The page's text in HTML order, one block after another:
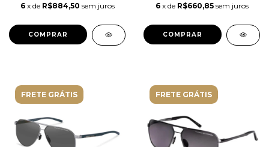
6 x de R$884,50 sem juros 6 x de R$660,85 sem juros
FRETE GRÁTIS FRETE GRÁTIS